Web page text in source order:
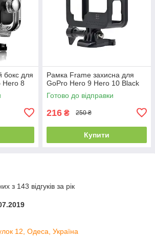
бокс для
Hero 8
Рамка Frame захисна для
GoPro Hero 9 Hero 10 Black
Готово до відправки
216 ₴ 250 ₴
Купити
з 143 відгуків за рік
12, Одеса, Україна